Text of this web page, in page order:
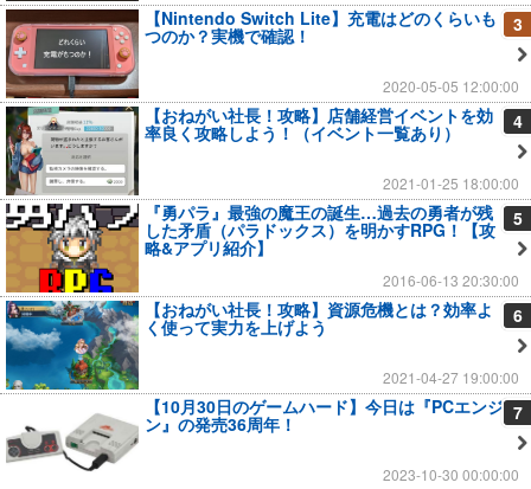
3
【Nintendo Switch Lite】充電はどのくらいも
つのか？実機で確認！
2020-05-05 12:00:00
4
【おねがい社長！攻略】店舗経営イベントを効
率良く攻略しよう！（イベント一覧あり）
2021-01-25 18:00:00
5
『勇パラ』最強の魔王の誕生…過去の勇者が残
した矛盾（パラドックス）を明かすRPG！【攻
略&アプリ紹介】
2016-06-13 20:30:00
6
【おねがい社長！攻略】資源危機とは？効率よ
く使って実力を上げよう
2021-04-27 19:00:00
7
【10月30日のゲームハード】今日は『PCエンジ
ン』の発売36周年！
2023-10-30 00:00:00